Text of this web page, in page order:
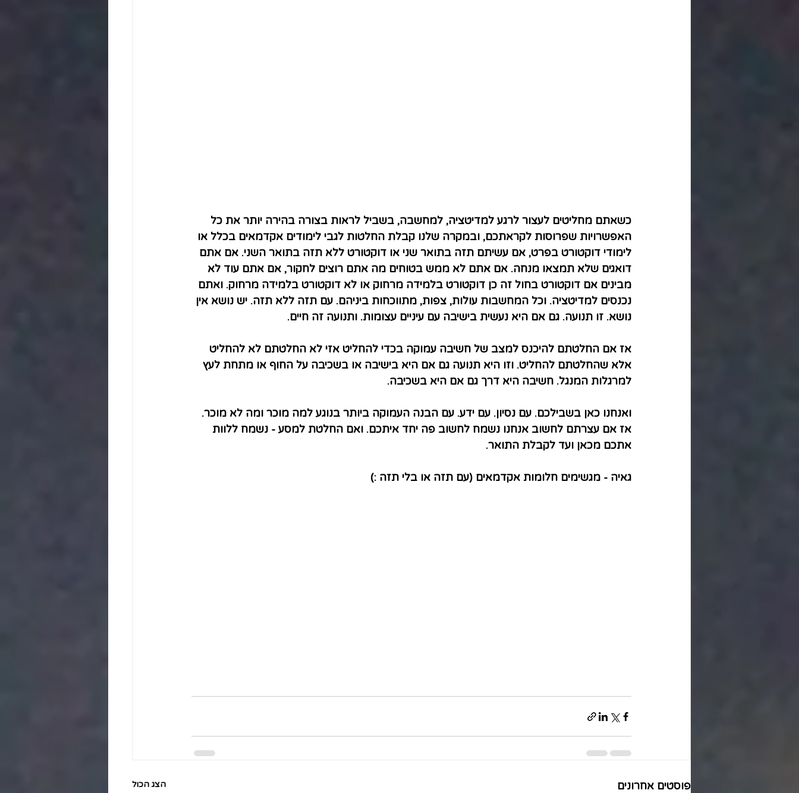
כשאתם מחליטים לעצור לרגע למדיטציה, למחשבה, בשביל לראות בצורה בהירה יותר את כל
האפשרויות שפרוסות לקראתכם, ובמקרה שלנו קבלת החלטות לגבי לימודים אקדמאים בכלל או
לימודי דוקטורט בפרט, אם עשיתם תזה בתואר שני או דוקטורט ללא תזה בתואר השני. אם אתם
דואגים שלא תמצאו מנחה. אם אתם לא ממש בטוחים מה אתם רוצים לחקור, אם אתם עוד לא
מבינים אם דוקטורט בחול זה כן דוקטורט בלמידה מרחוק או לא דוקטורט בלמידה מרחוק. ואתם
נכנסים למדיטציה. וכל המחשבות עולות, צפות, מתווכחות ביניהם. עם תזה ללא תזה. יש נושא אין
נושא. זו תנועה. גם אם היא נעשית בישיבה עם עיניים עצומות. ותנועה זה חיים.
אז אם החלטתם להיכנס למצב של חשיבה עמוקה בכדי להחליט אזי לא החלטתם לא להחליט
אלא שהחלטתם להחליט. וזו היא תנועה גם אם היא בישיבה או בשכיבה על החוף או מתחת לעץ
למרגלות המנגל. חשיבה היא דרך גם אם היא בשכיבה.
ואנחנו כאן בשבילכם. עם נסיון. עם ידע. עם הבנה העמוקה ביותר בנוגע למה מוכר ומה לא מוכר.
אז אם עצרתם לחשוב אנחנו נשמח לחשוב פה יחד איתכם. ואם החלטת למסע - נשמח ללוות
אתכם מכאן ועד לקבלת התואר.
גאיה - מגשימים חלומות אקדמאים (עם תזה או בלי תזה :)
פוסטים אחרונים הצג הכול